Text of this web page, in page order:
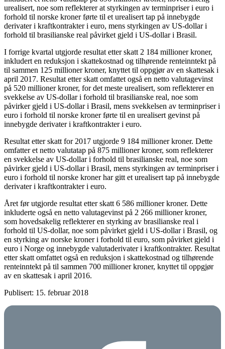
urealisert, noe som reflekterer at styrkingen av terminpriser i euro i
forhold til norske kroner førte til et urealisert tap på innebygde
derivater i kraftkontrakter i euro, mens styrkingen av US-dollar i
forhold til brasilianske real påvirket gjeld i US-dollar i Brasil.
I forrige kvartal utgjorde resultat etter skatt 2 184 millioner kroner,
inkludert en reduksjon i skattekostnad og tilhørende renteinntekt på
til sammen 125 millioner kroner, knyttet til oppgjør av en skattesak i
april 2017. Resultat etter skatt omfattet også en netto valutagevinst
på 520 millioner kroner, for det meste urealisert, som reflekterer en
svekkelse av US-dollar i forhold til brasilianske real, noe som
påvirker gjeld i US-dollar i Brasil, mens svekkelsen av terminpriser i
euro i forhold til norske kroner førte til en urealisert gevinst på
innebygde derivater i kraftkontrakter i euro.
Resultat etter skatt for 2017 utgjorde 9 184 millioner kroner. Dette
omfatter et netto valutatap på 875 millioner kroner, som reflekterer
en svekkelse av US-dollar i forhold til brasilianske real, noe som
påvirker gjeld i US-dollar i Brasil, mens styrkingen av terminpriser i
euro i forhold til norske kroner har gitt et urealisert tap på innebygde
derivater i kraftkontrakter i euro.
Året før utgjorde resultat etter skatt 6 586 millioner kroner. Dette
inkluderte også en netto valutagevinst på 2 266 millioner kroner,
som hovedsakelig reflekterer en styrking av brasilianske real i
forhold til US-dollar, noe som påvirket gjeld i US-dollar i Brasil, og
en styrking av norske kroner i forhold til euro, som påvirket gjeld i
euro i Norge og innebygde valutaderivater i kraftkontrakter. Resultat
etter skatt omfattet også en reduksjon i skattekostnad og tilhørende
renteinntekt på til sammen 700 millioner kroner, knyttet til oppgjør
av en skattesak i april 2016.
Publisert: 15. februar 2018